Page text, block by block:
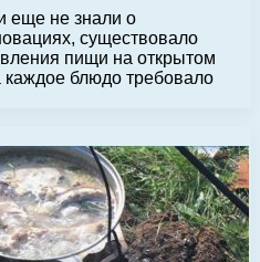
еще не знали о
существовало
пищи на открытом
каждое блюдо требовало